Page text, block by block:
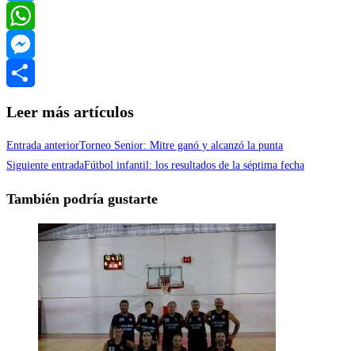
Twitter
WhatsApp
Messenger
Leer más artículos
Entrada anteriorTorneo Senior: Mitre ganó y alcanzó la punta
Siguiente entradaFútbol infantil: los resultados de la séptima fecha
También podría gustarte